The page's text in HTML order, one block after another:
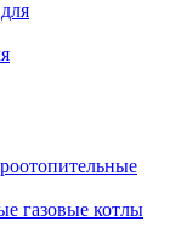
газовые котлы